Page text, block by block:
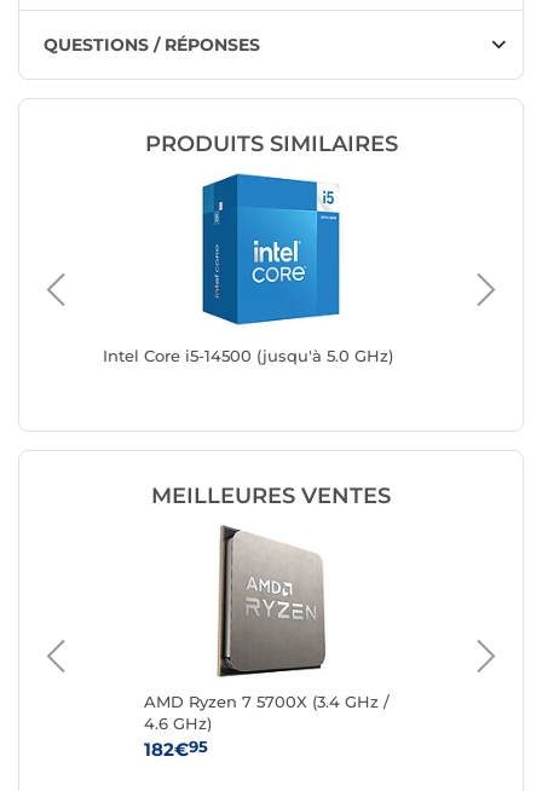
QUESTIONS / RÉPONSES
PRODUITS SIMILAIRES
Intel Core i5-14500 (jusqu'à 5.0 GHz)
MEILLEURES VENTES
AMD Ryzen 7 5700X (3.4 GHz /
4.6 GHz)
182€95